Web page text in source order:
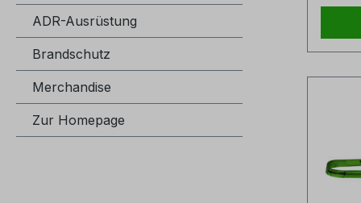
ADR-Ausrüstung
Brandschutz
Merchandise
Zur Homepage
en